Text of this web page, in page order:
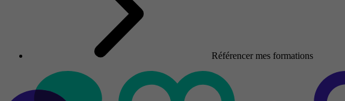
Référencer mes formations